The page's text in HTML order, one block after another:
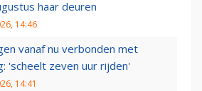
haar deuren
14:46
vanaf nu verbonden met
'scheelt zeven uur rijden'
14:41